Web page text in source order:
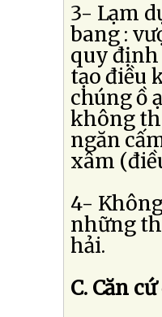
3- Lạm
bang :
quy định
tạo điều
chúng ồ
không
ngăn
xâm
4-
những
hải.
C. Căn